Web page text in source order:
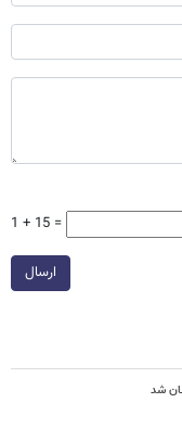
1 + 15 =
ارسال
شد